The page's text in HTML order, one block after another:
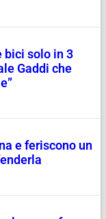
bici solo in 3
Gaddi che
e feriscono un